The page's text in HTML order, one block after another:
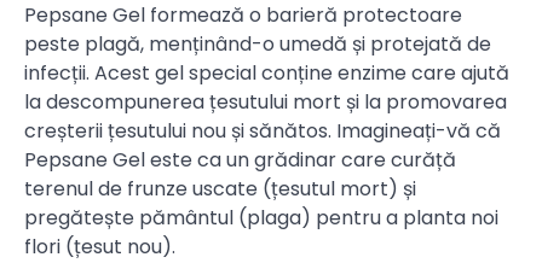
Pepsane Gel formează o barieră protectoare
peste plagă, menținând-o umedă și protejată de
infecții. Acest gel special conține enzime care ajută
la descompunerea țesutului mort și la promovarea
creșterii țesutului nou și sănătos. Imagineați-vă că
Pepsane Gel este ca un grădinar care curăță
terenul de frunze uscate (țesutul mort) și
pregătește pământul (plaga) pentru a planta noi
flori (țesut nou).